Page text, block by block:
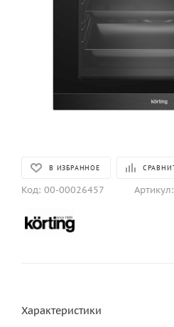
В ИЗБРАННОЕ
Код: 00-00026457 Артикул:
Характеристики